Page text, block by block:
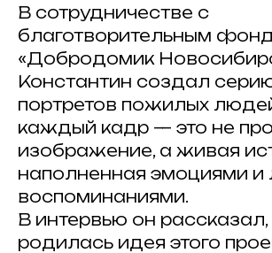
В сотрудничестве с
благотворительным
«Добродомик
Константин создал
портретов пожилых
каждый кадр — это не
изображение, а живая
наполненная эмоциями и
воспоминаниями.
В интервью он рассказал,
родилась идея этого